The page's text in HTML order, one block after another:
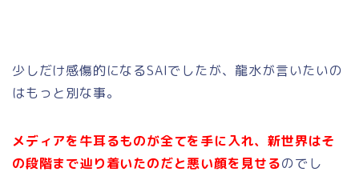
少しだけ感傷的になるSAIでしたが、龍水が言いたいの
はもっと別な事。
メディアを牛耳るものが全てを手に入れ、新世界はそ
の段階まで辿り着いたのだと悪い顔を見せるのでし